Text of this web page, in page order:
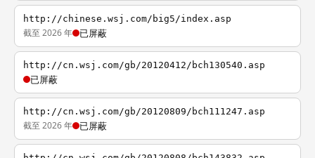
http://chinese.wsj.com/big5/index.asp
截至 2026 年 已屏蔽
http://cn.wsj.com/gb/20120412/bch130540.asp
已屏蔽
http://cn.wsj.com/gb/20120809/bch111247.asp
截至 2026 年 已屏蔽